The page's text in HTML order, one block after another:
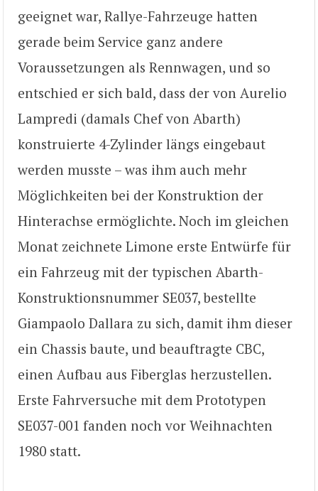
geeignet war, Rallye-Fahrzeuge hatten
gerade beim Service ganz andere
Voraussetzungen als Rennwagen, und so
entschied er sich bald, dass der von Aurelio
Lampredi (damals Chef von Abarth)
konstruierte 4-Zylinder längs eingebaut
werden musste – was ihm auch mehr
Möglichkeiten bei der Konstruktion der
Hinterachse ermöglichte. Noch im gleichen
Monat zeichnete Limone erste Entwürfe für
ein Fahrzeug mit der typischen Abarth-
Konstruktionsnummer SE037, bestellte
Giampaolo Dallara zu sich, damit ihm dieser
ein Chassis baute, und beauftragte CBC,
einen Aufbau aus Fiberglas herzustellen.
Erste Fahrversuche mit dem Prototypen
SE037-001 fanden noch vor Weihnachten
1980 statt.